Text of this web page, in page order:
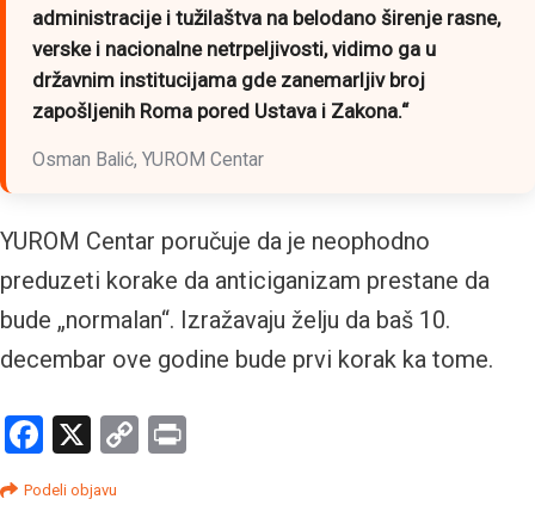
administracije i tužilaštva na belodano širenje rasne,
verske i nacionalne netrpeljivosti, vidimo ga u
državnim institucijama gde zanemarljiv broj
zapošljenih Roma pored Ustava i Zakona.“
Osman Balić, YUROM Centar
YUROM Centar poručuje da je neophodno
preduzeti korake da anticiganizam prestane da
bude „normalan“. Izražavaju želju da baš 10.
decembar ove godine bude prvi korak ka tome.
Facebook
X
Copy
Podeli objavu